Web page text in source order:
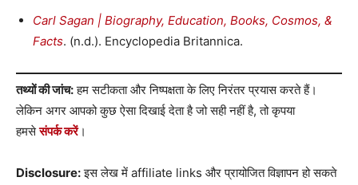
Carl Sagan | Biography, Education, Books, Cosmos, &
Facts. (n.d.). Encyclopedia Britannica.
तथ्यों की जांच:हम सटीकता और निष्पक्षता के लिए निरंतर प्रयास करते हैं।
लेकिन अगर आपको कुछ ऐसा दिखाई देता है जो सही नहीं है, तो कृपया
हमसेसंपर्क करें।
Disclosure:इस लेख में affiliate links और प्रायोजित विज्ञापन हो सकते